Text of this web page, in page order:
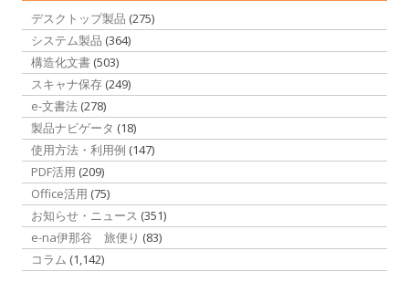
デスクトップ製品 (275)
システム製品 (364)
構造化文書 (503)
スキャナ保存 (249)
e-文書法 (278)
製品ナビゲータ (18)
使用方法・利用例 (147)
PDF活用 (209)
Office活用 (75)
お知らせ・ニュース (351)
e-na伊那谷 旅便り (83)
コラム (1,142)